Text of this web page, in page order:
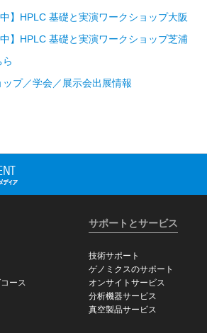
】HPLC 基礎と実演ワークショップ大阪
】HPLC 基礎と実演ワークショップ芝浦
プ／学会／展示会出展情報
ース
サポートとサービス
技術サポート
ゲノミクスのサポート
オンサイトサービス
分析機器サービス
真空製品サービス